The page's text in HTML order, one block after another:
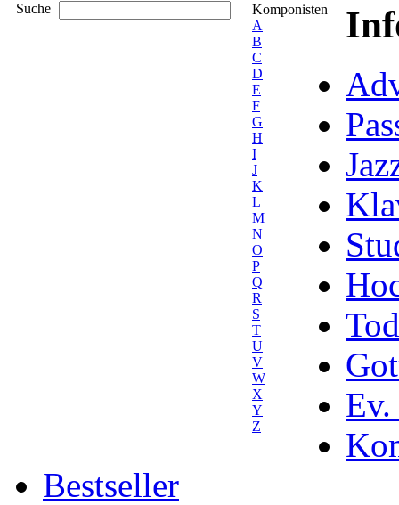
Suche
Komponisten
A
B
C
D
E
F
G
H
I
J
K
L
M
N
O
P
Q
R
S
T
U
V
W
X
Y
Z
Ev.
Bestseller